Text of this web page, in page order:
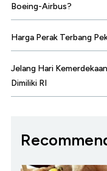
Boeing-Airbus?
Harga Perak Terbang
Jelang Hari
Dimiliki RI